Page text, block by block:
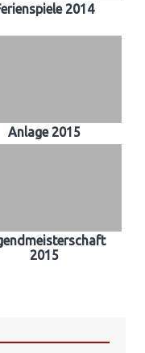
2014
Anlage 2015
2015